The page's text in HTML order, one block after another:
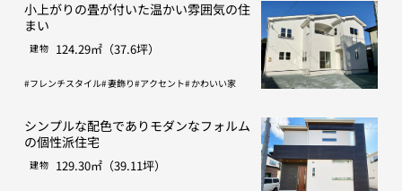
小上がりの畳が付いた温かい雰囲気の住
まい
建物 124.29㎡（37.6坪）
フレンチスタイル 妻飾り アクセント かわいい家
シンプルな配色でありモダンなフォルム
の個性派住宅
建物 129.30㎡（39.11坪）